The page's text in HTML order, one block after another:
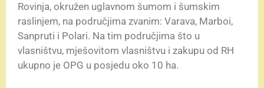
Rovinja, okružen uglavnom šumom i šumskim
raslinjem, na područjima zvanim: Varava, Marboi,
Sanpruti i Polari. Na tim područjima što u
vlasništvu, mješovitom vlasništvu i zakupu od RH
ukupno je OPG u posjedu oko 10 ha.